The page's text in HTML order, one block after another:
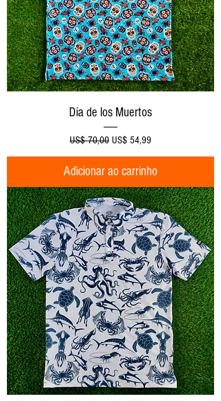
Dia de los Muertos
Preço normal
US$ 70,00 Preço promocional
US$ 54,99
Adicionar ao carrinho